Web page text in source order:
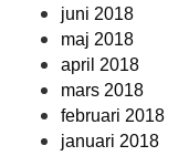
juni 2018
maj 2018
april 2018
mars 2018
februari 2018
januari 2018